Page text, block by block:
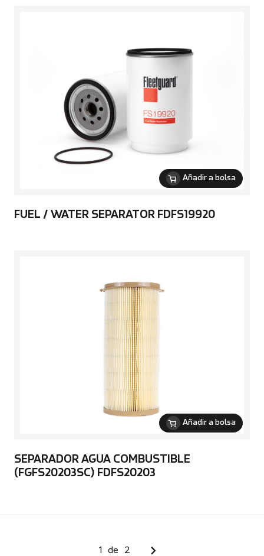
Añadir a bolsa
FUEL / WATER SEPARATOR FDFS19920
Añadir a bolsa
SEPARADOR AGUA COMBUSTIBLE
(FGFS20203SC) FDFS20203
1 de 2